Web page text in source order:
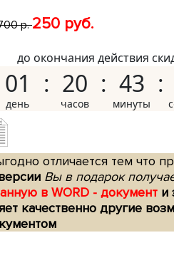
р.250 руб.
до окончания действия
01 20 43
отличается тем что
Вы в подарок
в WORD - документ и
качественно другие